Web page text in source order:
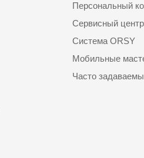
Персональный
Сервисный центр
Система ORSY
Мобильные
Часто